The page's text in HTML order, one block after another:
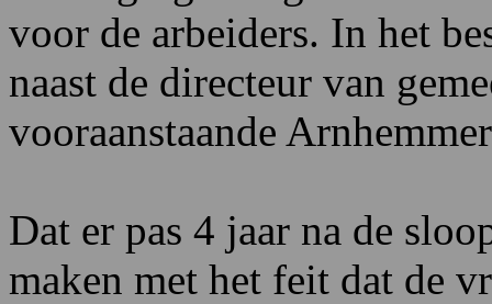
voor de arbeiders. In het
naast de directeur van
vooraanstaande
Dat er pas 4 jaar na de
maken met het feit dat de